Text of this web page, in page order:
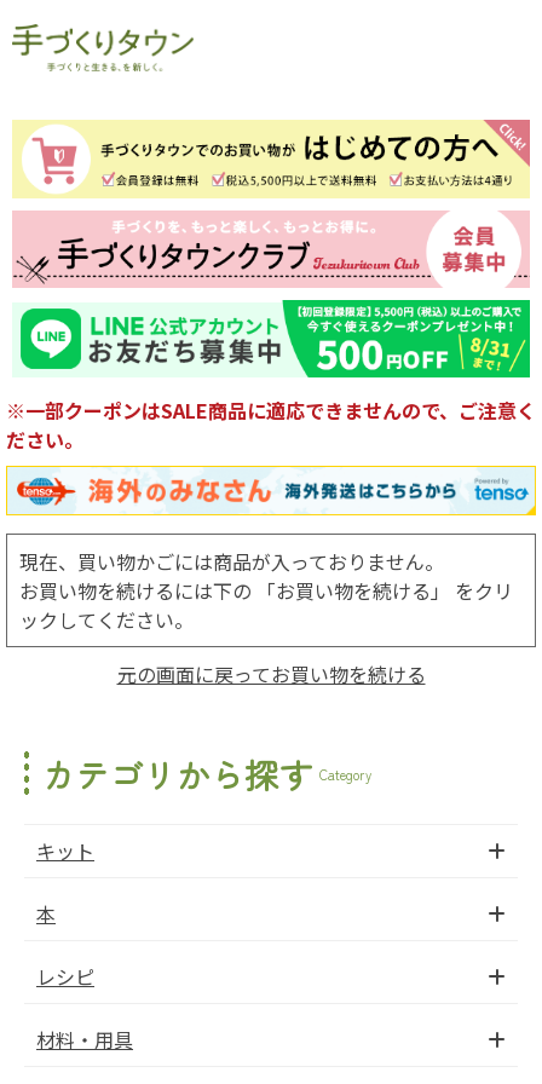
※一部クーポンはSALE商品に適応できませんので、ご注意く
ださい。
現在、買い物かごには商品が入っておりません。
お買い物を続けるには下の 「お買い物を続ける」 をクリ
ックしてください。
元の画面に戻ってお買い物を続ける
カテゴリから探す Category
キット
本
レシピ
材料・用具